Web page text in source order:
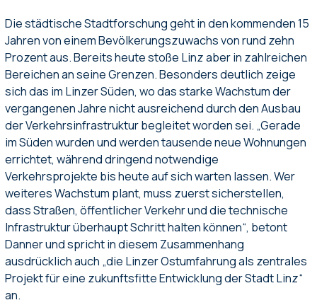
Die städtische Stadtforschung geht in den kommenden 15
Jahren von einem Bevölkerungszuwachs von rund zehn
Prozent aus. Bereits heute stoße Linz aber in zahlreichen
Bereichen an seine Grenzen. Besonders deutlich zeige
sich das im Linzer Süden, wo das starke Wachstum der
vergangenen Jahre nicht ausreichend durch den Ausbau
der Verkehrsinfrastruktur begleitet worden sei. „Gerade
im Süden wurden und werden tausende neue Wohnungen
errichtet, während dringend notwendige
Verkehrsprojekte bis heute auf sich warten lassen. Wer
weiteres Wachstum plant, muss zuerst sicherstellen,
dass Straßen, öffentlicher Verkehr und die technische
Infrastruktur überhaupt Schritt halten können“, betont
Danner und spricht in diesem Zusammenhang
ausdrücklich auch „die Linzer Ostumfahrung als zentrales
Projekt für eine zukunftsfitte Entwicklung der Stadt Linz“
an.